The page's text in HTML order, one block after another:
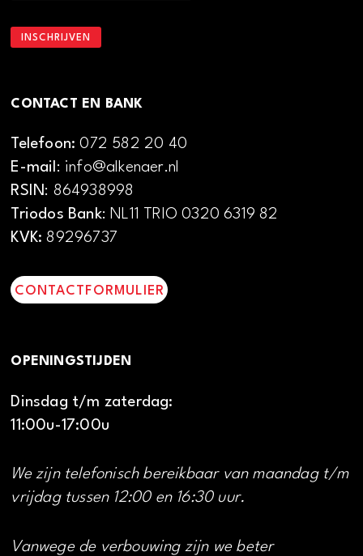
CONTACT EN BANK
Telefoon:072 582 20 40
E-mail: info@alkenaer.nl
RSIN: 864938998
Triodos Bank: NL11 TRIO 0320 6319 82
KVK: 89296737
CONTACTFORMULIER
OPENINGSTIJDEN
Dinsdag t/m zaterdag:
11:00u-17:00u
We zijn telefonisch bereikbaar van maandag t/m
vrijdag tussen 12:00 en 16:30 uur.
Vanwege de verbouwing zijn we beter